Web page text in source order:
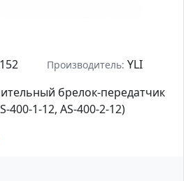
Производитель: YLI
брелок-передатчик
400-1-12, AS-400-2-12)